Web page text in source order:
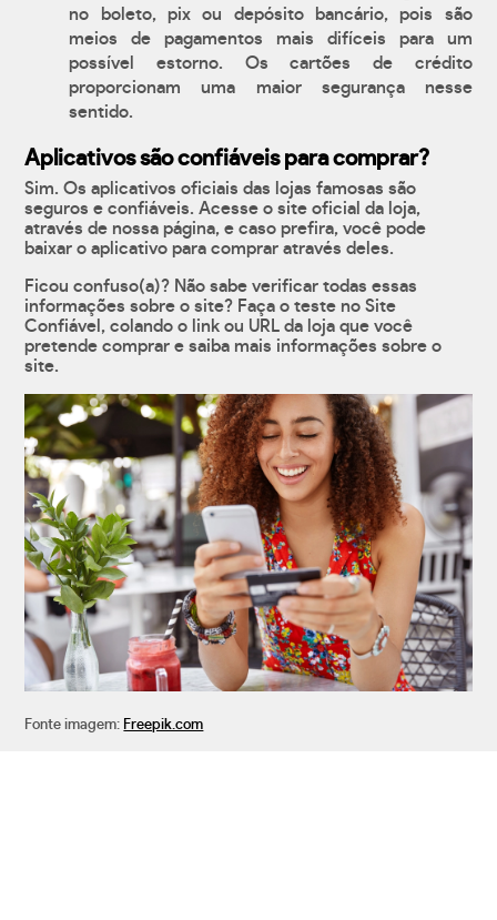
no boleto, pix ou depósito bancário, pois são
meios de pagamentos mais difíceis para um
possível estorno. Os cartões de crédito
proporcionam uma maior segurança nesse
sentido.
Aplicativos são confiáveis para comprar?
Sim. Os aplicativos oficiais das lojas famosas são
seguros e confiáveis. Acesse o site oficial da loja,
através de nossa página, e caso prefira, você pode
baixar o aplicativo para comprar através deles.
Ficou confuso(a)? Não sabe verificar todas essas
informações sobre o site? Faça o teste no Site
Confiável, colando o link ou URL da loja que você
pretende comprar e saiba mais informações sobre o
site.
Fonte imagem: Freepik.com